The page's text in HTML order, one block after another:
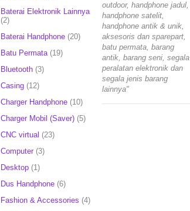
Baterai Elektronik Lainnya
(2)
Baterai Handphone (20)
Batu Permata (19)
Bluetooth (3)
Casing (12)
Charger Handphone (10)
Charger Mobil (Saver) (5)
CNC virtual (23)
Computer (3)
Desktop (1)
Dus Handphone (6)
Fashion & Accessories (4)
outdoor, handphone jadul,
handphone satelit,
handphone antik & unik,
aksesoris dan sparepart,
batu permata, barang
antik, barang seni, segala
peralatan elektronik dan
segala jenis barang
lainnya"